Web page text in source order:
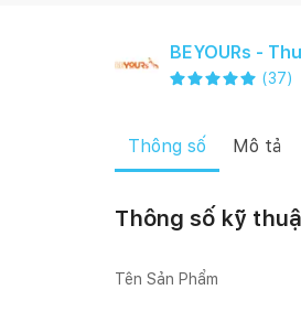
BEYOURs -
(37)
Thông số Mô tả
Thông số kỹ
Tên Sản Phẩm